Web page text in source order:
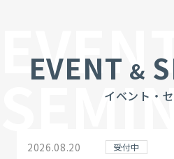
EVENT &
イベント・
2026.08.20 受付中